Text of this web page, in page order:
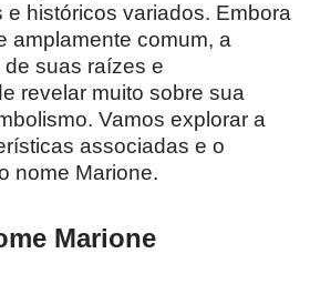
históricos variados. Embora
amplamente comum, a
suas raízes e
revelar muito sobre sua
Vamos explorar a
associadas e o
nome Marione.
Marione